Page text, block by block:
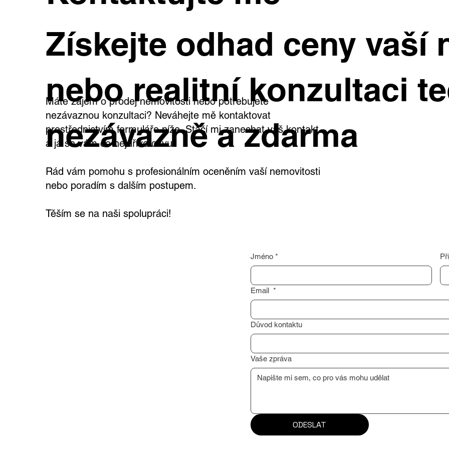
velkým pozemkem a
širokými možnostmi využití
každý den. Ve Všetatech na
tebe čeká zahrada, bazén i
vlastní wellness
rostou ceny
Získejte odhad ceny vaší
nebo realitní konzultaci
nezávazně a zdarma
Máte zájem o prodej nemovitosti nebo potřebujete
nezávaznou konzultaci? Neváhejte mě kontaktovat
prostřednictvím formuláře níže. Stačí mi zanechat váš kontakt
a já se vám co nejdříve ozvu.
Rád vám pomohu s profesionálním oceněním vaší nemovitosti
nebo poradím s dalším postupem.
Těším se na naši spolupráci!
Jméno *
Email *
Důvod kontaktu
Vaše zpráva
ODESLAT